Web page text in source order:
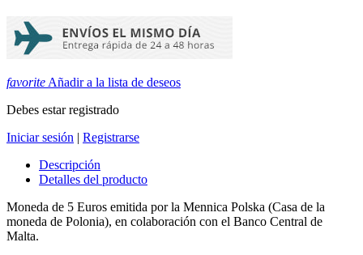
favorite Añadir a la lista de deseos
Debes estar registrado
Iniciar sesión | Registrarse
Descripción
Detalles del producto
Moneda de 5 Euros emitida por la Mennica Polska (Casa de la
moneda de Polonia), en colaboración con el Banco Central de
Malta.